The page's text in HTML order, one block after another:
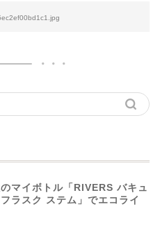
マイボトル「RIVERS バキュ
ラスク ステム」でエコライ